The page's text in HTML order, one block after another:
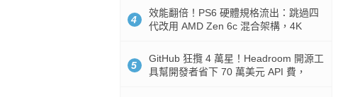
4
效能翻倍！PS6 硬體規格流出：跳過四
代改用 AMD Zen 6c 混合架構，4K
5
GitHub 狂攬 4 萬星！Headroom 開源工
具幫開發者省下 70 萬美元 API 費，